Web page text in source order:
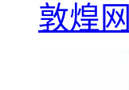
敦煌